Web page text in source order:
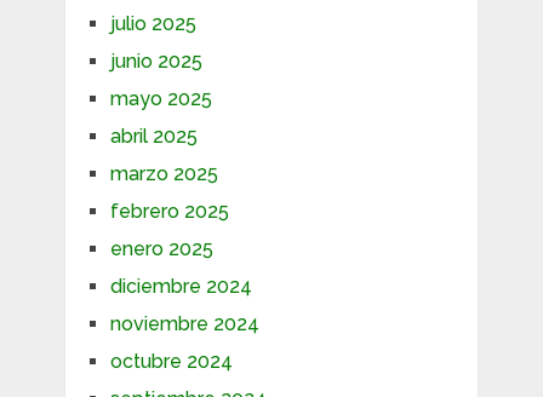
julio 2025
junio 2025
mayo 2025
abril 2025
marzo 2025
febrero 2025
enero 2025
diciembre 2024
noviembre 2024
octubre 2024